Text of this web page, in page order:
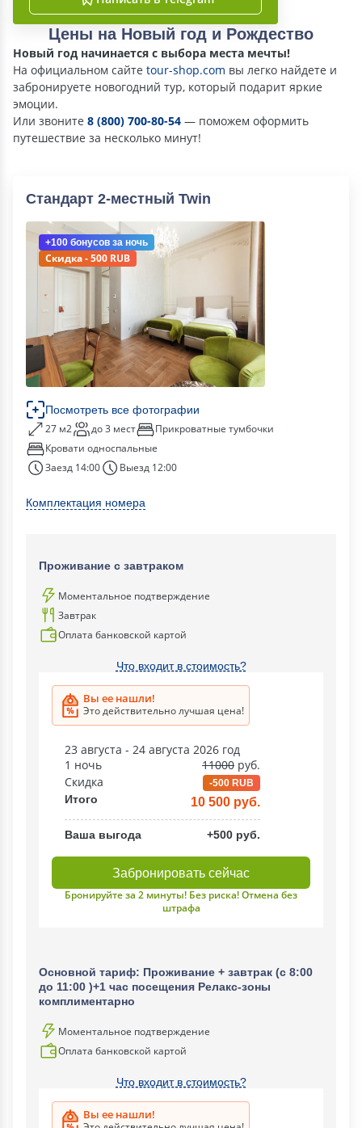
Цены на Новый год и Рождество
Новый год начинается с выбора места мечты!
На официальном сайте tour-shop.com вы легко найдете и
забронируете новогодний тур, который подарит яркие
эмоции.
Или звоните 8 (800) 700-80-54 — поможем оформить
путешествие за несколько минут!
Стандарт 2-местный Twin
+100 бонусов за ночь
Скидка - 500 RUB
Посмотреть все фотографии
27 м2 до 3 мест
Прикроватные тумбочки
Кровати односпальные
Заезд 14:00
Выезд 12:00
Комплектация номера
Проживание с завтраком
Моментальное подтверждение
Завтрак
Оплата банковской картой
Что входит в стоимость?
Вы ее нашли!
Это действительно лучшая цена!
23 августа - 24 августа 2026 год
1 ночь
11000 руб.
Скидка
-500 RUB
Итого 10 500 руб.
Ваша выгода +500 руб.
Забронировать сейчас
Бронируйте за 2 минуты! Без риска! Отмена без
штрафа
Основной тариф: Проживание + завтрак (с 8:00
до 11:00 )+1 час посещения Релакс-зоны
комплиментарно
Моментальное подтверждение
Оплата банковской картой
Что входит в стоимость?
Вы ее нашли!